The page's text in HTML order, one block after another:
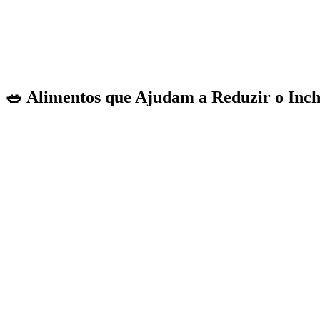
🥗 Alimentos que Ajudam a Reduzir o